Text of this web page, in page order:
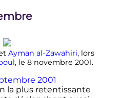
Ayman al-Zawahiri, lors
, le 8 novembre 2001.
2001
la plus retentissante